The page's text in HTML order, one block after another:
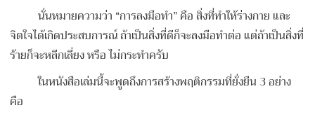
นั่นหมายความว่า “การลงมือทำ” คือ สิ่งที่ทำให้ร่างกาย และ
จิตใจได้เกิดประสบการณ์ ถ้าเป็นสิ่งที่ดีก็จะลงมือทำต่อ แต่ถ้าเป็นสิ่งที่
ร้ายก็จะหลีกเลี่ยง หรือ ไม่กระทำครับ
ในหนังสือเล่มนี้จะพูดถึงการสร้างพฤติกรรมที่ยั่งยืน 3 อย่าง
คือ